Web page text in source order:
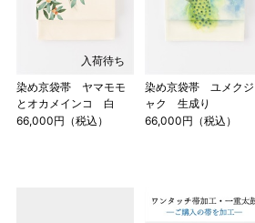
入荷待ち
染め京袋帯 ヤマモモ
とオカメインコ 白
66,000円（税込）
染め京袋帯 ユメクジ
ャク 生成り
66,000円（税込）